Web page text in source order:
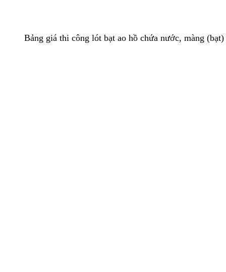
Bảng giá thi công lót bạt ao hồ chứa nước, màng